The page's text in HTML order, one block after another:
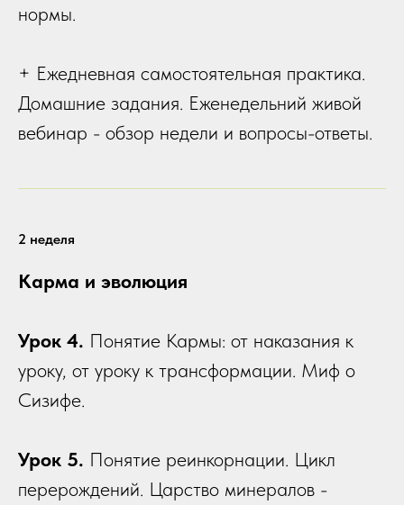
нормы.
+ Ежедневная самостоятельная практика.
Домашние задания. Еженедельний живой
вебинар - обзор недели и вопросы-ответы.
2 неделя
Карма и эволюция
Урок 4. Понятие Кармы: от наказания к
уроку, от уроку к трансформации. Миф о
Сизифе.
Урок 5. Понятие реинкорнации. Цикл
перерождений. Царство минералов -